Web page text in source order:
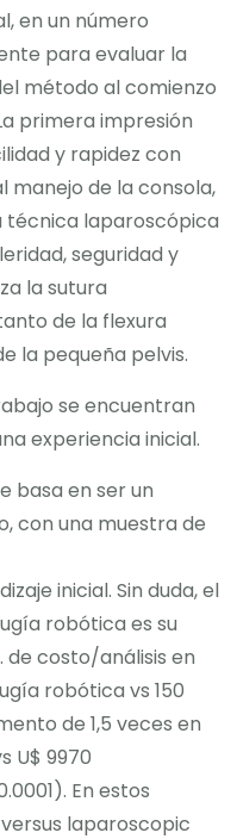
en un número
para evaluar la
método al comienzo
primera impresión
y rapidez con
manejo de la consola,
técnica laparoscópica
seguridad y
la sutura
de la flexura
la pequeña pelvis.
se encuentran
experiencia inicial.
basa en ser un
con una muestra de
inicial. Sin duda, el
robótica es su
de costo/análisis en
robótica vs 150
de 1,5 veces en
U$ 9970
En estos
laparoscopic